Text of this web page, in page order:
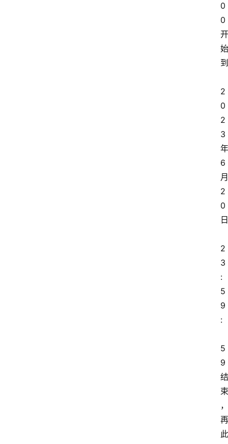
0
0
开
始
到
2
0
2
3
年
6
月
2
0
日
2
3
:
5
9
:
5
9
结
束
，
再
此